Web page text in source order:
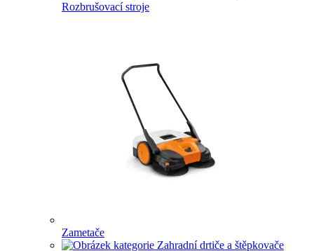
Rozbrušovací stroje
Zametače